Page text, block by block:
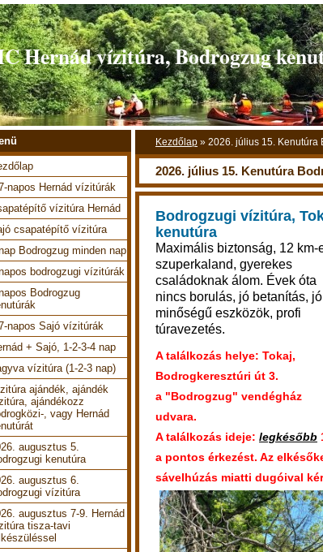
Hernád vízitúra, Bodrogzug
Kezdőlap » 2026. július 15. Kenutúra
2026. július 15. Kenutúra
Bodrogzugi vízitúra,
kenutúra
Maximális biztonság, 12 km-
szuperkaland, gyerekes
családoknak álom. Évek óta
nincs borulás, jó betanítás, jó
minőségű eszközök, profi
túravezetés.
A találkozás helye: Tokaj,
Bodrogkeresztúri út 3.
a "Bodrogzug" vendégház
udvara.
A találkozás ideje: legkésőbb
a pontos érkezést. Az
sávelhúzás miatti dugóival
napos Hernád vízitúrák
vízitúra Hernád
csapatépítő vízitúra
Bodrogzug minden nap
bodrogzugi vízitúrák
Bodrogzug
napos Sajó vízitúrák
+ Sajó, 1-2-3-4 nap
vízitúra (1-2-3 nap)
ajándék, ajándék
ajándékozz
, vagy Hernád
augusztus 5.
kenutúra
augusztus 6.
vízitúra
augusztus 7-9. Hernád
tisza-tavi